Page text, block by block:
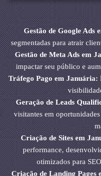
Gestão de Google Ads
segmentadas para atrair
Gestão de Meta Ads em
impactar seu público e
Tráfego Pago em Januária:
Geração de Leads
visitantes em
Criação de Sites em
performance,
otimizados para
Criação de Landing Pages